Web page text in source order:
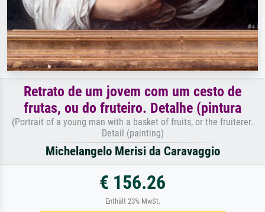
Retrato de um jovem com um cesto de
frutas, ou do fruteiro. Detalhe (pintura
(Portrait of a young man with a basket of fruits, or the fruiterer.
Detail (painting)
Michelangelo Merisi da Caravaggio
€ 156.26
Enthält 23% MwSt.